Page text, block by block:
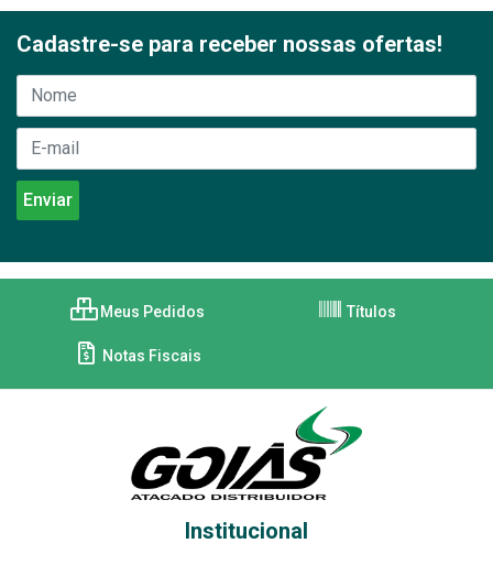
Cadastre-se para receber nossas ofertas!
Meus Pedidos Títulos
Notas Fiscais
Institucional